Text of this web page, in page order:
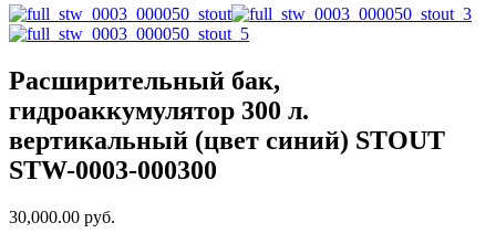
Расширительный бак,
гидроаккумулятор 300 л.
вертикальный (цвет синий) STOUT
STW-0003-000300
30,000.00 руб.